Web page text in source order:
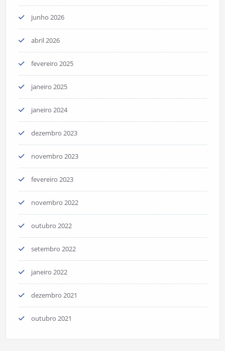
junho 2026
abril 2026
fevereiro 2025
janeiro 2025
janeiro 2024
dezembro 2023
novembro 2023
fevereiro 2023
novembro 2022
outubro 2022
setembro 2022
janeiro 2022
dezembro 2021
outubro 2021